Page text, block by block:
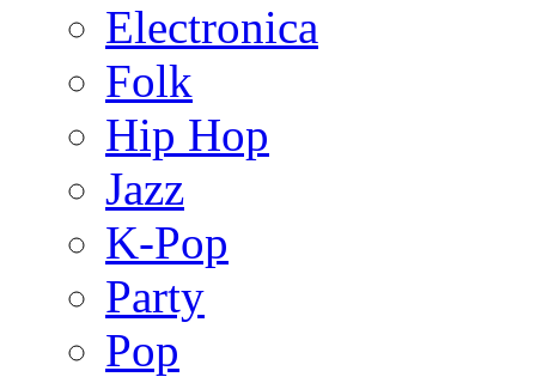
Electronica
Folk
Hip Hop
Jazz
K-Pop
Party
Pop